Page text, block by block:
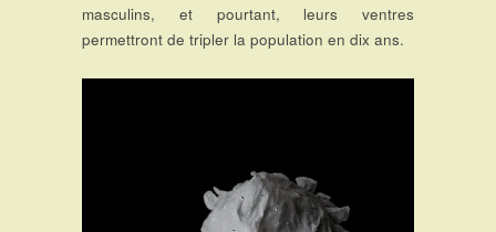
masculins, et pourtant, leurs ventres
permettront de tripler la population en dix ans.